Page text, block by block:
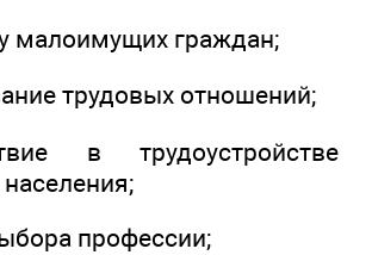
малоимущих граждан;
трудовых отношений;
в трудоустройстве
профессии;